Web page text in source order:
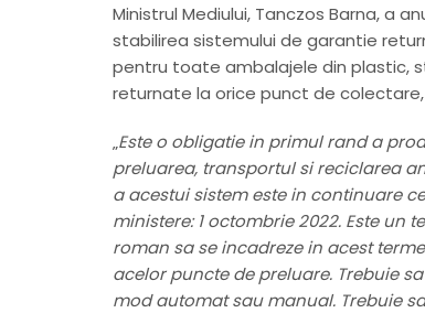
Ministrul Mediului, Tanczos Barna, a
stabilirea sistemului de garantie
pentru toate ambalajele din plastic,
returnate la orice punct de
„Este o obligatie in primul rand a
preluarea, transportul si reciclarea
a acestui sistem este in continuare
ministere: 1 octombrie 2022. Este
roman sa se incadreze in acest
acelor puncte de preluare. Trebuie
mod automat sau manual. Trebuie